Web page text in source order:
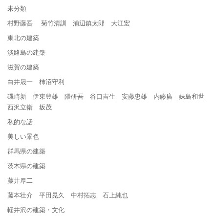
未分類
村野藤吾 菊竹清訓 浦辺鎮太郎 大江宏
東北の建築
淡路島の建築
滋賀の建築
白井晟一 柿沼守利
磯崎新 伊東豊雄 隈研吾 谷口吉生 安藤忠雄 内藤廣 妹島和世
西沢立衛 坂茂
私的な話
美しい景色
群馬県の建築
茨木県の建築
藤井厚二
藤本壮介 平田晃久 中村拓志 石上純也
軽井沢の建築・文化